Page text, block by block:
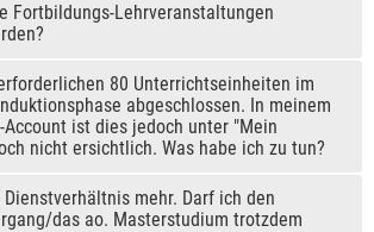
Fortbildungs-Lehrveranstaltungen
80 Unterrichtseinheiten im
abgeschlossen. In meinem
Account ist dies jedoch unter "Mein
nicht ersichtlich. Was habe ich zu tun?
mehr. Darf ich den
das ao. Masterstudium trotzdem